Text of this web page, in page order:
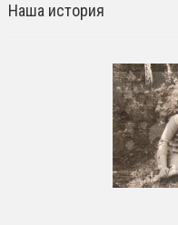
Наша история